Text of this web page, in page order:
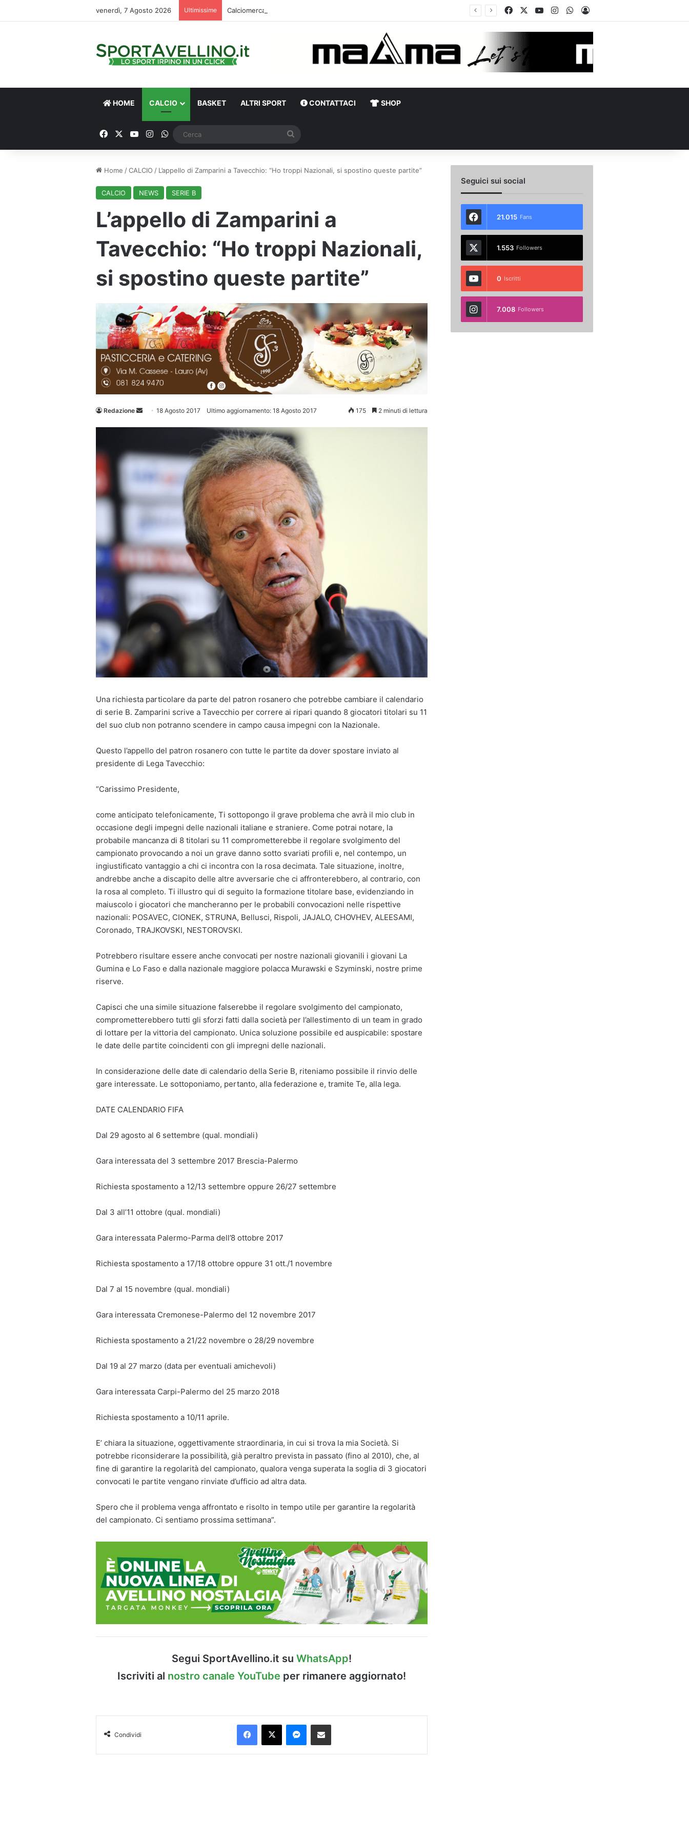
venerdì, 7 Agosto 2026 Ultimissime FacebookYou TubeInstagramWhatsApp
Accedi
HOME CALCIO BASKET ALTRI SPORT CONTATTACI SHOP
FacebookYou TubeInstagram
WhatsApp
Home /CALCIO / L’appello di Zamparini a Tavecchio: “Ho troppi Nazionali, si spostino queste partite”
CALCIO NEWS SERIE B
L’appello di Zamparini a
Tavecchio: “Ho troppi Nazionali,
si spostino queste partite”
Redazione
Invia 18 Agosto 2017 Ultimo aggiornamento: 18 Agosto 2017 175 2 minuti di lettura
Una richiesta particolare da parte del patron rosanero che potrebbe cambiare il calendario
di serie B. Zamparini scrive a Tavecchio per correre ai ripari quando 8 giocatori titolari su 11
del suo club non potranno scendere in campo causa impegni con la Nazionale.
Questo l’appello del patron rosanero con tutte le partite da dover spostare inviato al
presidente di Lega Tavecchio:
“Carissimo Presidente,
come anticipato telefonicamente, Ti sottopongo il grave problema che avrà il mio club in
occasione degli impegni delle nazionali italiane e straniere. Come potrai notare, la
probabile mancanza di 8 titolari su 11 comprometterebbe il regolare svolgimento del
campionato provocando a noi un grave danno sotto svariati profili e, nel contempo, un
ingiustificato vantaggio a chi ci incontra con la rosa decimata. Tale situazione, inoltre,
andrebbe anche a discapito delle altre avversarie che ci affronterebbero, al contrario, con
la rosa al completo. Ti illustro qui di seguito la formazione titolare base, evidenziando in
maiuscolo i giocatori che mancheranno per le probabili convocazioni nelle rispettive
nazionali: POSAVEC, CIONEK, STRUNA, Bellusci, Rispoli, JAJALO, CHOVHEV, ALEESAMI,
Coronado, TRAJKOVSKI, NESTOROVSKI.
Potrebbero risultare essere anche convocati per nostre nazionali giovanili i giovani La
Gumina e Lo Faso e dalla nazionale maggiore polacca Murawski e Szyminski, nostre prime
riserve.
Capisci che una simile situazione falserebbe il regolare svolgimento del campionato,
comprometterebbero tutti gli sforzi fatti dalla società per l’allestimento di un team in grado
di lottare per la vittoria del campionato. Unica soluzione possibile ed auspicabile: spostare
le date delle partite coincidenti con gli impregni delle nazionali.
In considerazione delle date di calendario della Serie B, riteniamo possibile il rinvio delle
gare interessate. Le sottoponiamo, pertanto, alla federazione e, tramite Te, alla lega.
DATE CALENDARIO FIFA
Dal 29 agosto al 6 settembre (qual. mondiali)
Gara interessata del 3 settembre 2017 Brescia-Palermo
Richiesta spostamento a 12/13 settembre oppure 26/27 settembre
Dal 3 all’11 ottobre (qual. mondiali)
Gara interessata Palermo-Parma dell’8 ottobre 2017
Richiesta spostamento a 17/18 ottobre oppure 31 ott./1 novembre
Dal 7 al 15 novembre (qual. mondiali)
Gara interessata Cremonese-Palermo del 12 novembre 2017
Richiesta spostamento a 21/22 novembre o 28/29 novembre
Dal 19 al 27 marzo (data per eventuali amichevoli)
Gara interessata Carpi-Palermo del 25 marzo 2018
Richiesta spostamento a 10/11 aprile.
E’ chiara la situazione, oggettivamente straordinaria, in cui si trova la mia Società. Si
potrebbe riconsiderare la possibilità, già peraltro prevista in passato (fino al 2010), che, al
fine di garantire la regolarità del campionato, qualora venga superata la soglia di 3 giocatori
convocati le partite vengano rinviate d’ufficio ad altra data.
Spero che il problema venga affrontato e risolto in tempo utile per garantire la regolarità
del campionato. Ci sentiamo prossima settimana”.
Segui SportAvellino.it su WhatsApp!
Iscriviti al nostro canale YouTube per rimanere aggiornato!
Condividi
Facebook
X Messenger
Condividi via Email
Seguici sui social
21.015 Fans
1.553 Followers
0 Iscritti
7.008 Followers